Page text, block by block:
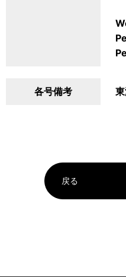
各号備考
戻る